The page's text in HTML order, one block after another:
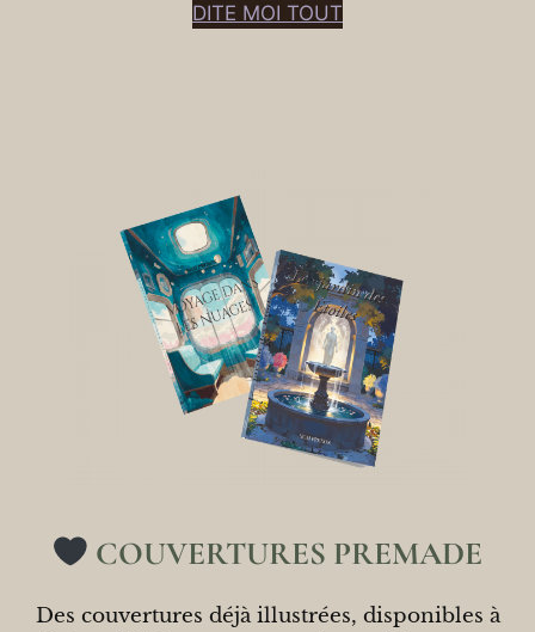
DITE MOI TOUT
COUVERTURES PREMADE
Des couvertures déjà illustrées, disponibles à